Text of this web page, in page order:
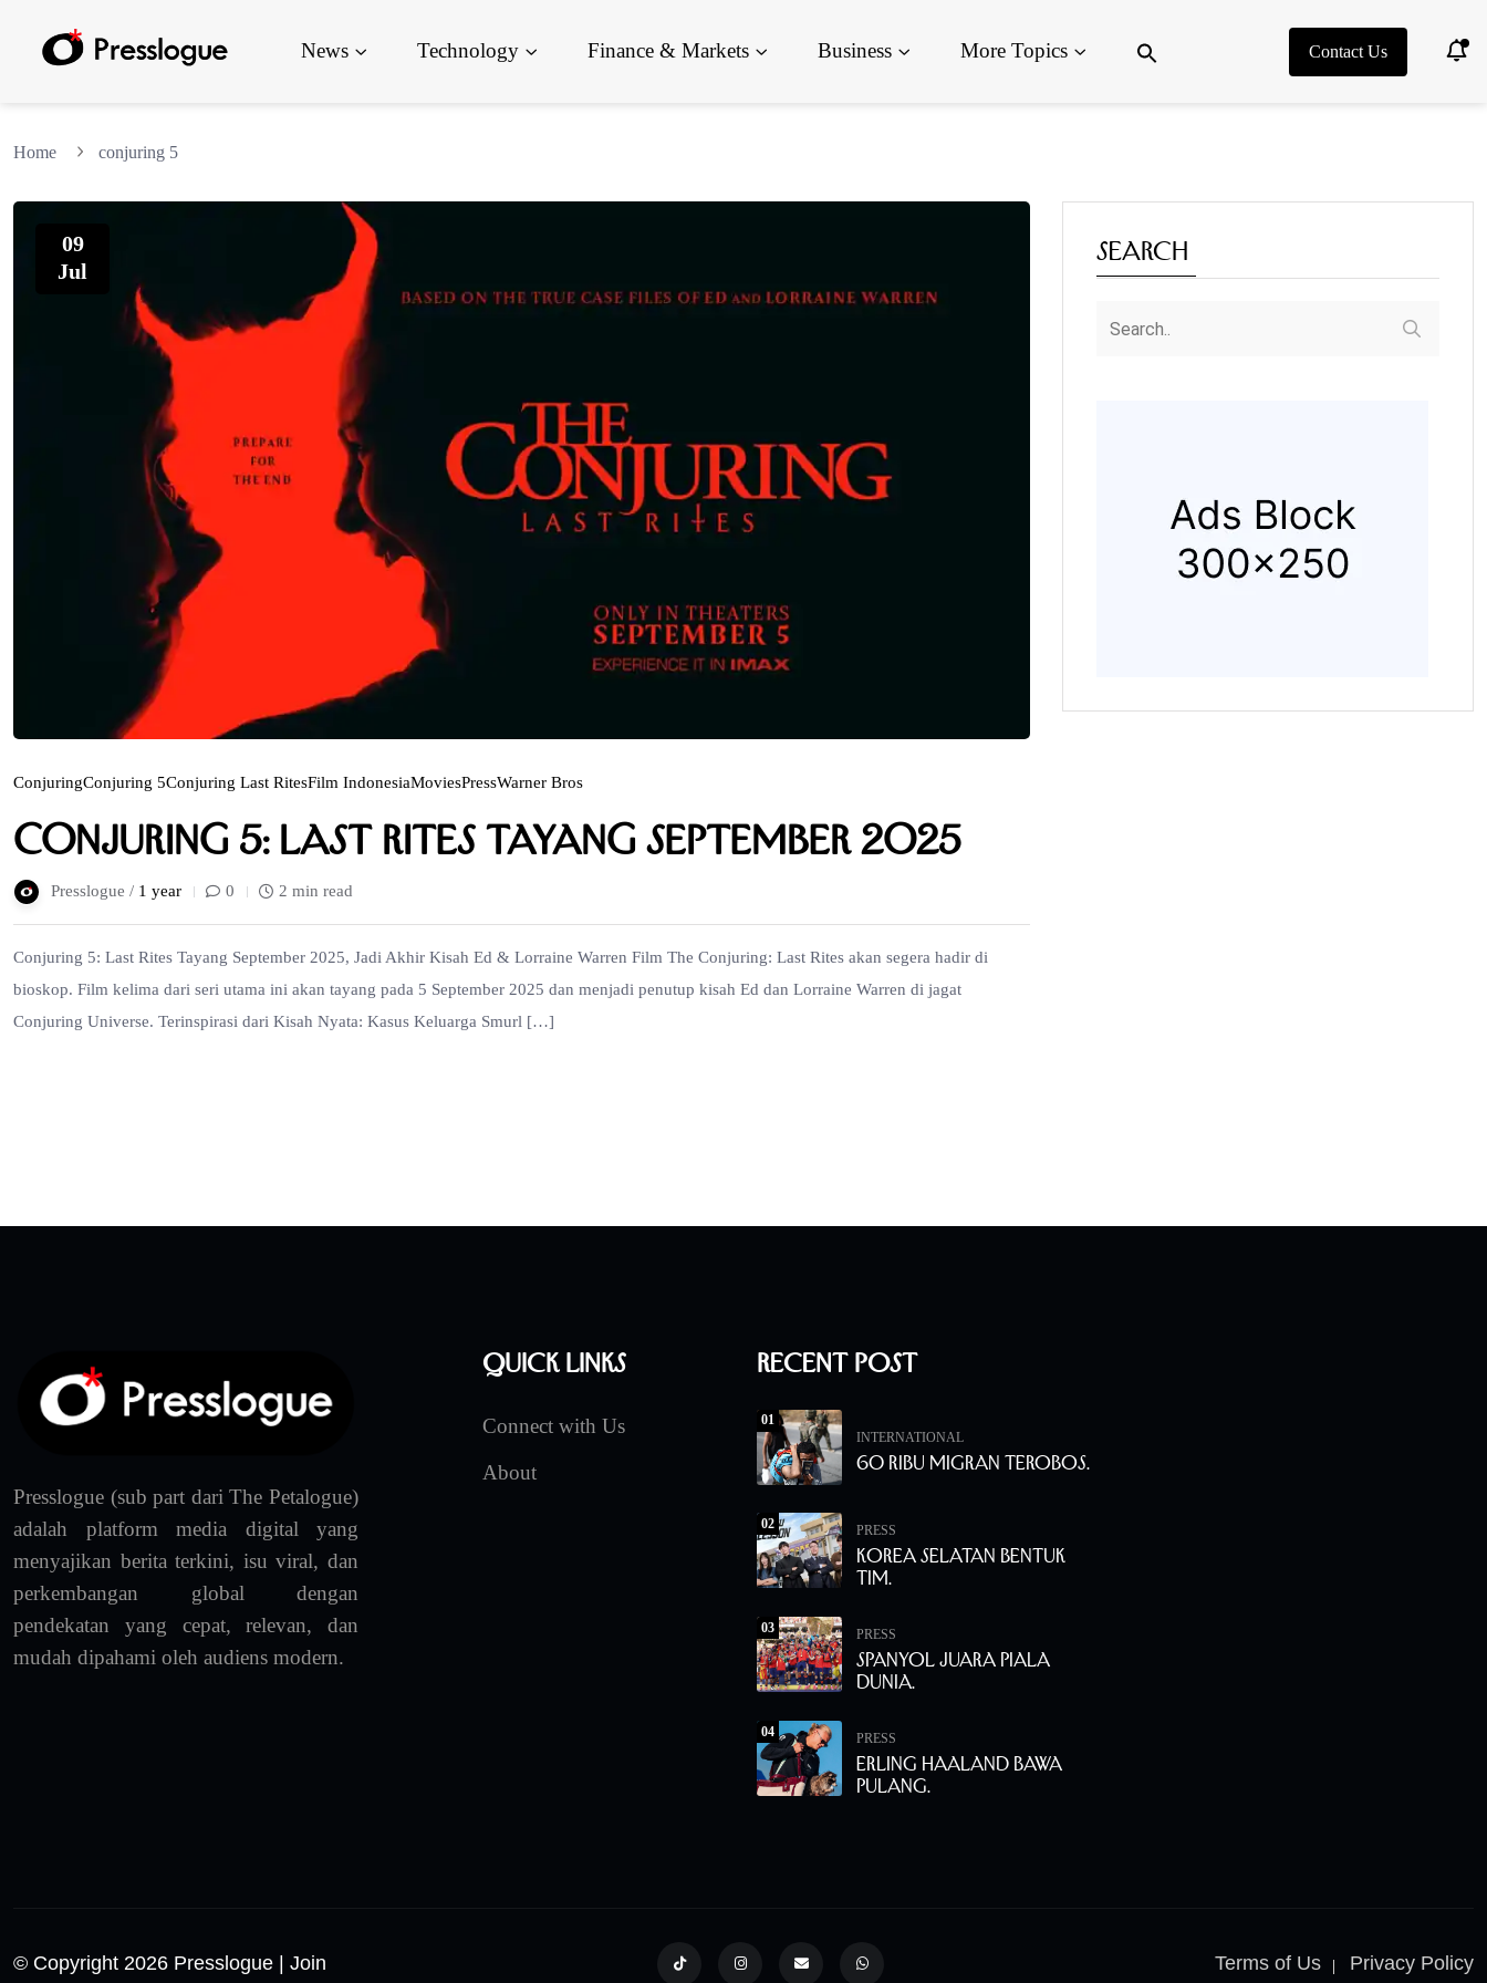
News Technology Finance & Markets Business More Topics Contact Us
Home conjuring 5
09
Jul
ConjuringConjuring 5Conjuring Last RitesFilm IndonesiaMoviesPressWarner Bros
Conjuring 5: Last Rites Tayang September 2025
Presslogue / 1 year 0 2 min read
Conjuring 5: Last Rites Tayang September 2025, Jadi Akhir Kisah Ed & Lorraine Warren Film The Conjuring: Last Rites akan segera hadir di
bioskop. Film kelima dari seri utama ini akan tayang pada 5 September 2025 dan menjadi penutup kisah Ed dan Lorraine Warren di jagat
Conjuring Universe. Terinspirasi dari Kisah Nyata: Kasus Keluarga Smurl […]
Search
Presslogue (sub part dari The Petalogue)
adalah platform media digital yang
menyajikan berita terkini, isu viral, dan
perkembangan global dengan
pendekatan yang cepat, relevan, dan
mudah dipahami oleh audiens modern.
Quick Links
Connect with Us
About
Recent Post
01
INTERNATIONAL
60 Ribu Migran Terobos.
02 PRESS
Korea Selatan Bentuk
Tim.
03 PRESS
Spanyol Juara Piala
Dunia.
04 PRESS
Erling Haaland Bawa
Pulang.
© Copyright 2026 Presslogue | Join Terms of Us Privacy Policy